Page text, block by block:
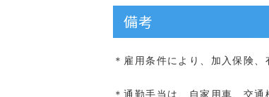
備考
＊雇用条件により、加入保険
＊通勤手当は、自家用車、交